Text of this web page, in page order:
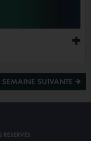
+
SEMAINE SUIVANTE ª